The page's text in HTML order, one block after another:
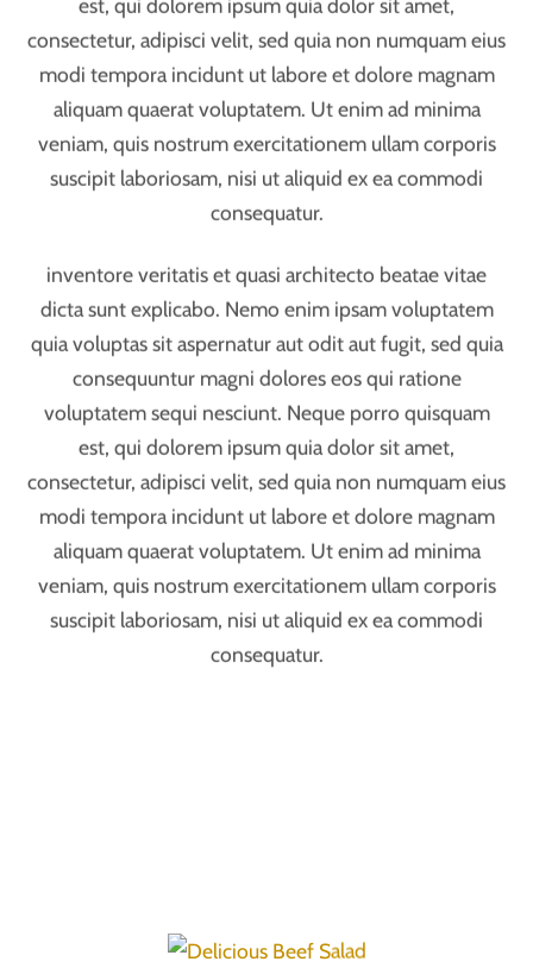
suscipit laboriosam, nisi ut aliquid ex ea commodi
consequatur.
inventore veritatis et quasi architecto beatae vitae
dicta sunt explicabo. Nemo enim ipsam voluptatem
quia voluptas sit aspernatur aut odit aut fugit, sed quia
consequuntur magni dolores eos qui ratione
est, qui dolorem ipsum quia dolor sit amet,
consectetur, adipisci velit, sed quia non numquam eius
modi tempora incidunt ut labore et dolore magnam
aliquam quaerat voluptatem. Ut enim ad minima
veniam, quis nostrum exercitationem ullam corporis
suscipit laboriosam, nisi ut aliquid ex ea commodi
consequatur.
JULY
maxime placeat facere possimus. At vero eos et